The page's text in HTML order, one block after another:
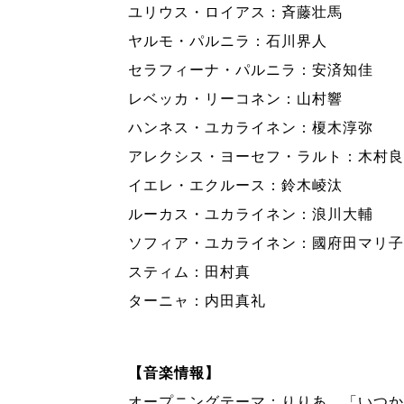
ユリウス・ロイアス：斉藤壮馬
ヤルモ・パルニラ：石川界人
セラフィーナ・パルニラ：安済知佳
レベッカ・リーコネン：山村響
ハンネス・ユカライネン：榎木淳弥
アレクシス・ヨーセフ・ラルト：木村
イエレ・エクルース：鈴木崚汰
ルーカス・ユカライネン：浪川大輔
ソフィア・ユカライネン：國府田マリ子
スティム：田村真
ターニャ：内田真礼
【音楽情報】